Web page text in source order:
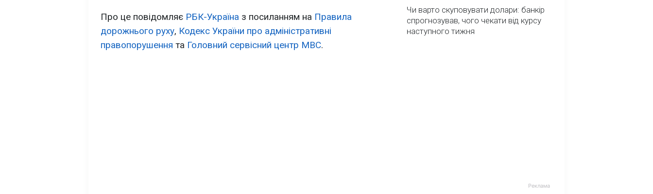
Про це повідомляє РБК-Україна з посиланням на Правила
дорожнього руху, Кодекс України про адміністративні
правопорушення та Головний сервісний центр МВС.
Чи варто скуповувати долари: банкір
спрогнозував, чого чекати від курсу
наступного тижня